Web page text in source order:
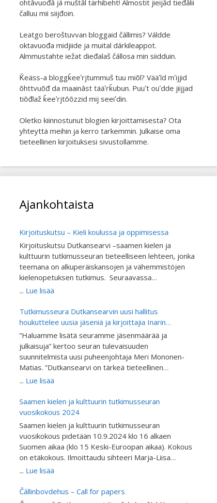
ohtâvuođâ já muštâl tärhibeht! Almostit jieijâd tieđâlii
čalluu mii siijđoin.
Leatgo beroštuvvan bloggaid čállimis? Váldde
oktavuođa midjiide ja muital dárkileappot.
Almmustahte iežat dieđalaš čállosa min siidduin.
Ǩeäss-a bloggǩeeʹrjtummuš tuu miõl? Vääʹld mʹijjid
õhttvuõđ da maainâst tääʹrǩubun. Puuʹt ouʹdde jiijjad
tiõđlaž ǩeeʹrjtõõzzid mij seeiʹdin.
Oletko kiinnostunut blogien kirjoittamisesta? Ota
yhteyttä meihin ja kerro tarkemmin. Julkaise oma
tieteellinen kirjoituksesi sivustollamme.
Ajankohtaista
Kirjoituskutsu – Kieli koulussa ja oppimisessa
Kirjoituskutsu Dutkansearvi –saamen kielen ja
kulttuurin tutkimusseuran tieteelliseen lehteen, jonka
teemana on alkuperäiskansojen ja vähemmistöjen
kielenopetuksen tutkimus. Seuraavassa
Dutkansearvin tieteellinen aikausilehden
alkuperäiskansojen ja vähemmistöjen koulututkimusta
kieltenopetuksen näkökulmasta. Julkaisu on
vertaisarvioitu. Kutsumme tutkijoita ja asiantuntijoita
kirjoittamaan artikkeleita alkuperäiskansojen ja
vähemmistöjen kieltenopetuksen ja kielitietoisen
opetuksen tutkimuksen teemanumeroon “Giella
oppimisessa”. Teemanumeron toimittavat FT Inker-
Hanna Outakoski ja professori Pigga Keskitalo.
Artikkelit voivat käsitellä: Kielitietoisuutta
Vähemmistökielten opetusta Alkuperäiskansakielten
opetusta Toisen tai vieraan kielen opetusta
Kielenoppimisen tukirakenteet opetuksessa ( engl.
scaffolding) Kieltenopetuksen metodeja
Kieltenopetuksen digitalisaatiota Kielimaisemaa
oppilaitoksissa Kieliasenteita oppilaitoksissa
... Lue lisää
Tutkimusseura Dutkansearvin uusi hallitus
houkuttelee uusia jäseniä ja kirjoittajia Inarin
kirjoitusretriitillä
”Haluamme lisätä seuramme jäsenmäärää ja
julkaisuja” kertoo seuran tulevaisuuden
suunnitelmista uusi puheenjohtaja Meri Mononen-
Matias. ”Dutkansearvi on tärkeä tieteellinen
tietolähde ja Suomen ainoa saameksikin julkaiseva
saamen ja muiden alkuperäiskansojen kielen ja
kulttuurintutkimuksesta tieteellisiä artikkeleja
kirjoittavia tutkijoita tulemaan jäseniksemme,
kirjoittamaan ja ehdottamaan mielenkiintoisia
teemoja tuleviin julkaisuihimme.”
... Lue lisää
Saamen kielen ja kulttuurin tutkimusseuran
vuosikokous 2024
Saamen kielen ja kulttuurin tutkimusseuran
vuosikokous pidetään 10.9.2024 klo 16 alkaen
Suomen aikaa (klo 15 Keski-Euroopan aikaa). Kokous
on etäkokous. Ilmoittaudu sihteeri Marja-Liisa
Olthuisille linkkiä varten.
... Lue lisää
Čállinbovdehus – Call for papers